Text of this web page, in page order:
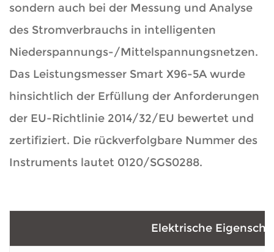
sondern auch bei der Messung und Analyse
des Stromverbrauchs in intelligenten
Niederspannungs-/Mittelspannungsnetzen.
Das Leistungsmesser Smart X96-5A wurde
hinsichtlich der Erfüllung der Anforderungen
der EU-Richtlinie 2014/32/EU bewertet und
zertifiziert. Die rückverfolgbare Nummer des
Instruments lautet 0120/SGS0288.
Elektrische